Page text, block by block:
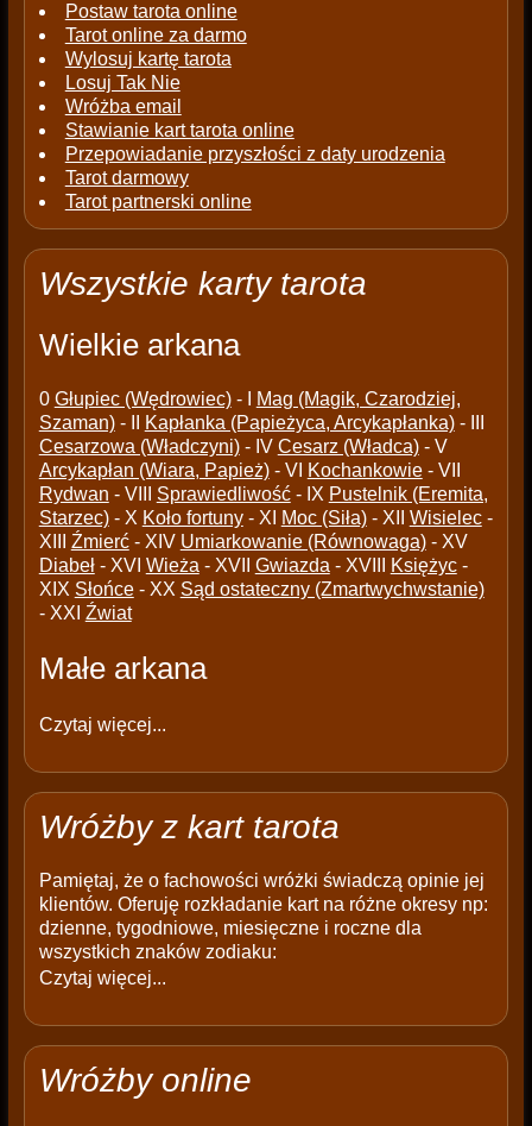
Postaw tarota online
Tarot online za darmo
Wylosuj kartę tarota
Losuj Tak Nie
Wróżba email
Stawianie kart tarota online
Przepowiadanie przyszłości z daty urodzenia
Tarot darmowy
Tarot partnerski online
Wszystkie karty tarota
Wielkie arkana
0 Głupiec (Wędrowiec)- I
Mag (Magik, Czarodziej,
Szaman)- II Kapłanka (Papieżyca, Arcykapłanka)- III
Cesarzowa (Władczyni)- IV Cesarz (Władca)- V
Arcykapłan (Wiara, Papież)- VI Kochankowie- VII
Rydwan - VIII Sprawiedliwość- IX Pustelnik (Eremita,
Starzec)- X Koło fortuny- XI Moc (Siła)- XII Wisielec-
XIII Źmierć- XIV Umiarkowanie (Równowaga)- XV
Diabeł- XVI Wieża - XVII Gwiazda - XVIII Księżyc-
XIX Słońce- XX Sąd ostateczny (Zmartwychwstanie)
- XXI Źwiat
Małe arkana
Czytaj więcej...
Wróżby z kart tarota
Pamiętaj, że o fachowości wróżki świadczą opinie jej
klientów. Oferuję rozkładanie kart na różne okresy np:
dzienne, tygodniowe, miesięczne i roczne dla
wszystkich znaków zodiaku:
Czytaj więcej...
Wróżby online